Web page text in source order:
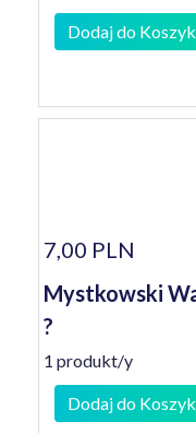
Dodaj do
7,00 PLN
Mystkowski
?
1 produkt/y
Dodaj do